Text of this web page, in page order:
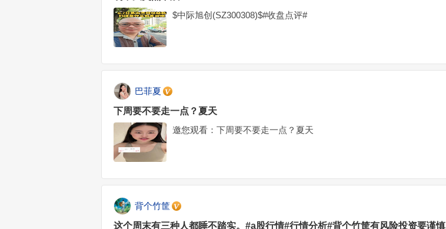
$中际旭创(SZ300308)$#收盘点评#
巴菲夏
下周要不要走一点？夏天
邀您观看：下周要不要走一点？夏天
背个竹筐
这个周末有三种人都睡不踏实。#a股行情#行情分析#背个竹筐有风险投资要谨慎